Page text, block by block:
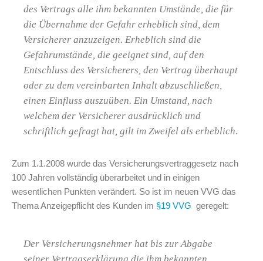
des Vertrags alle ihm bekannten Umstände, die für
die Übernahme der Gefahr erheblich sind, dem
Versicherer anzuzeigen. Erheblich sind die
Gefahrumstände, die geeignet sind, auf den
Entschluss des Versicherers, den Vertrag überhaupt
oder zu dem vereinbarten Inhalt abzuschließen,
einen Einfluss auszuüben. Ein Umstand, nach
welchem der Versicherer ausdrücklich und
schriftlich gefragt hat, gilt im Zweifel als erheblich.
Zum 1.1.2008 wurde das Versicherungsvertraggesetz nach
100 Jahren vollständig überarbeitet und in einigen
wesentlichen Punkten verändert. So ist im neuen VVG das
Thema Anzeigepflicht des Kunden im §19 VVG geregelt:
Der Versicherungsnehmer hat bis zur Abgabe